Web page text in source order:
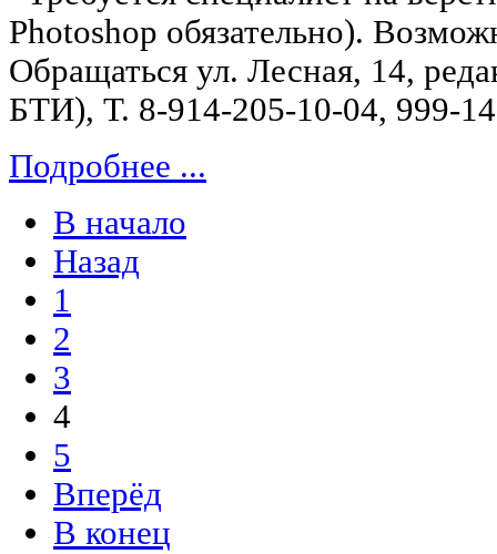
Photoshop обязательно).
Обращаться ул. Лесная, 14,
БТИ), Т. 8-914-205-10-04, 999-
Подробнее ...
В начало
Назад
1
2
3
4
5
Вперёд
В конец